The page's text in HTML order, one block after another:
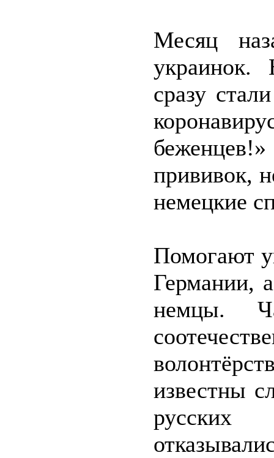
Месяц
украинок.
сразу
прививок,
немецкие
Помогают
Германии,
немцы.
известны
русских